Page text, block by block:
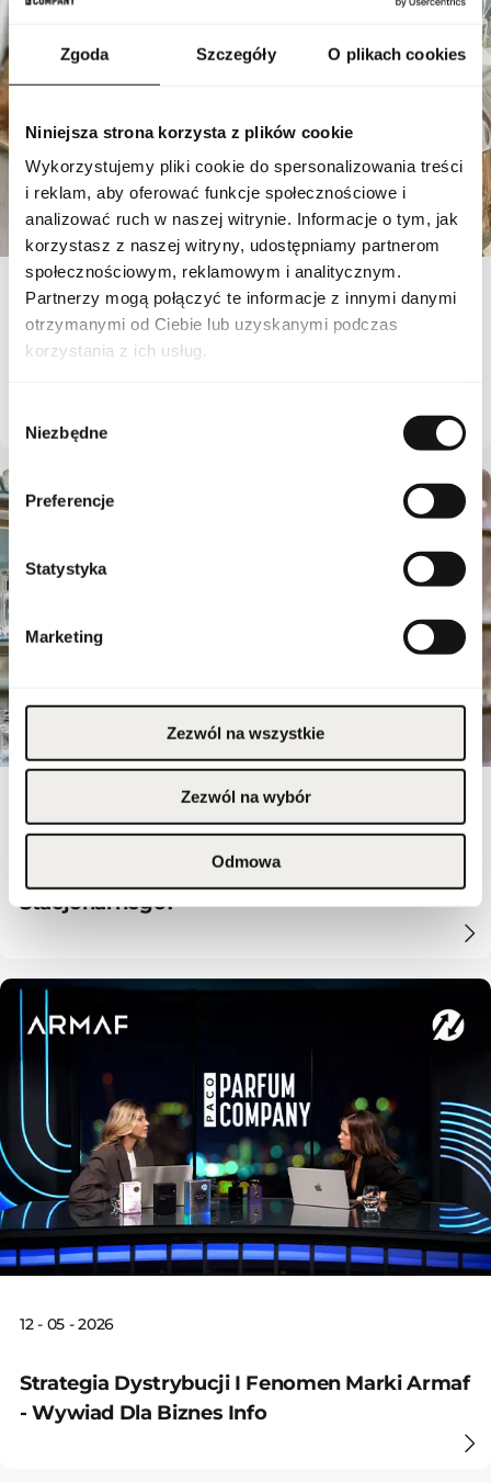
Zgoda Szczegóły O plikach cookies
Niniejsza strona korzysta z plików cookie
Wykorzystujemy pliki cookie do spersonalizowania treści
i reklam, aby oferować funkcje społecznościowe i
analizować ruch w naszej witrynie. Informacje o tym, jak
korzystasz z naszej witryny, udostępniamy partnerom
społecznościowym, reklamowym i analitycznym.
Partnerzy mogą połączyć te informacje z innymi danymi
otrzymanymi od Ciebie lub uzyskanymi podczas
korzystania z ich usług.
zgody
Niezbędne
Preferencje
Statystyka
Marketing
Zezwól na wszystkie
Zezwól na wybór
Odmowa
25 - 05 - 2026
Różnice Między Perfumami Europejskimi A
Jak Wybrać Dostawcę Perfum Dla Sklepu
Stacjonarnego?
12 - 05 - 2026
Strategia Dystrybucji I Fenomen Marki Armaf
- Wywiad Dla Biznes Info